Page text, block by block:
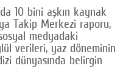
10 bini aşkın kaynak
Takip Merkezi raporu,
medyadaki
verileri, yaz döneminin
dünyasında belirgin